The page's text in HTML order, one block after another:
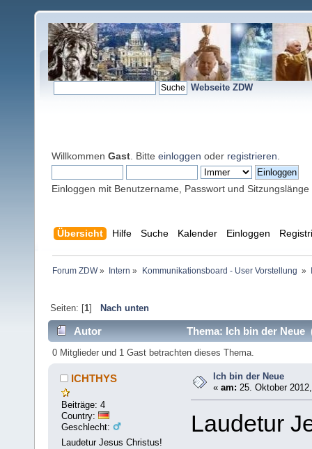
Webseite ZDW
Willkommen Gast . Bitte einloggen oder registrieren
Einloggen mit Benutzername, Passwort und Sitzungslänge
Übersicht Hilfe Suche Kalender Einloggen
Forum ZDW» Intern » Kommunikationsboard - User Vorstellung »
Seiten: [1] Nach unten
Autor Thema: Ich bin der Neue
0 Mitglieder und 1 Gast betrachten dieses Thema.
ICHTHYS
Beiträge: 4
Country:
Geschlecht:
Laudetur Jesus Christus!
Ich bin der Neue
«am: 25. Oktober
Laudetur